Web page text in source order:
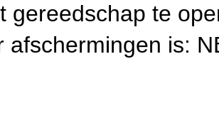
gereedschap te
afschermingen is: